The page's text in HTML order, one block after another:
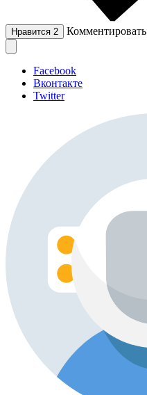
Нравится 2 Комментировать
Facebook
Вконтакте
Twitter